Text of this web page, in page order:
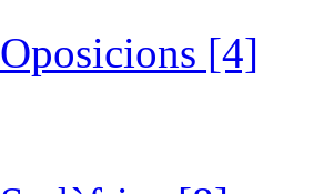
Oposicions [4]